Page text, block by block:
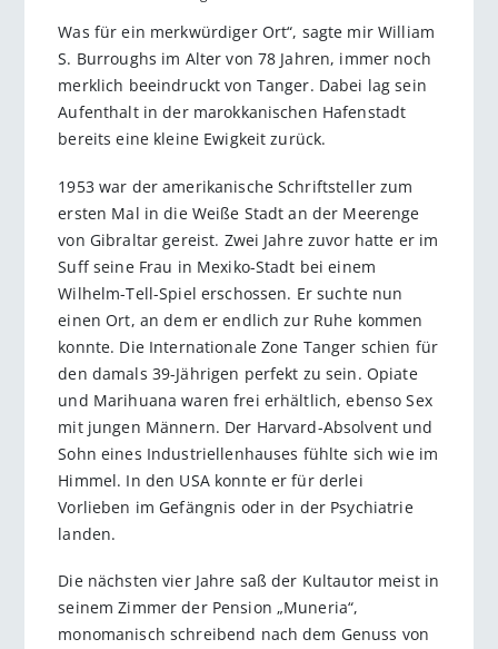
Was für ein merkwürdiger Ort“, sagte mir William
S. Burroughs im Alter von 78 Jahren, immer noch
merklich beeindruckt von Tanger. Dabei lag sein
Aufenthalt in der marokkanischen Hafenstadt
bereits eine kleine Ewigkeit zurück.
1953 war der amerikanische Schriftsteller zum
ersten Mal in die Weiße Stadt an der Meerenge
von Gibraltar gereist. Zwei Jahre zuvor hatte er im
Suff seine Frau in Mexiko-Stadt bei einem
Wilhelm-Tell-Spiel erschossen. Er suchte nun
einen Ort, an dem er endlich zur Ruhe kommen
konnte. Die Internationale Zone Tanger schien für
den damals 39-Jährigen perfekt zu sein. Opiate
und Marihuana waren frei erhältlich, ebenso Sex
mit jungen Männern. Der Harvard-Absolvent und
Sohn eines Industriellenhauses fühlte sich wie im
Himmel. In den USA konnte er für derlei
Vorlieben im Gefängnis oder in der Psychiatrie
landen.
Die nächsten vier Jahre saß der Kultautor meist in
seinem Zimmer der Pension „Muneria“,
monomanisch schreibend nach dem Genuss von